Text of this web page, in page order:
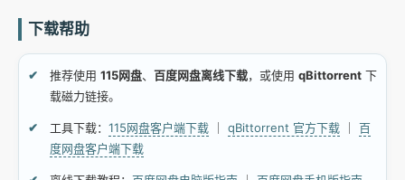
下载帮助
推荐使用 115网盘、 百度网盘离线下载，或使用 qBittorrent 下
载磁力链接。
工具下载： 115网盘客户端下载 qBittorrent 官方下载
百
度网盘客户端下载